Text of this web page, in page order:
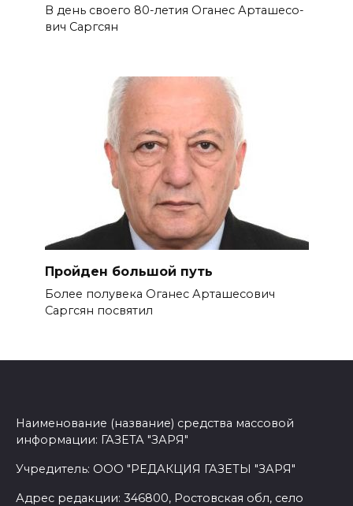
В день своего 80-летия Оганес Арташесо­
вич Саргсян
Пройден большой путь
Более полувека Оганес Арташесо­вич
Саргсян посвятил
Наименование (название) средства массовой
информации: ГАЗЕТА "ЗАРЯ"
Учредитель: ООО "РЕДАКЦИЯ ГАЗЕТЫ "ЗАРЯ"
Адрес редакции: 346800, Ростовская обл, село